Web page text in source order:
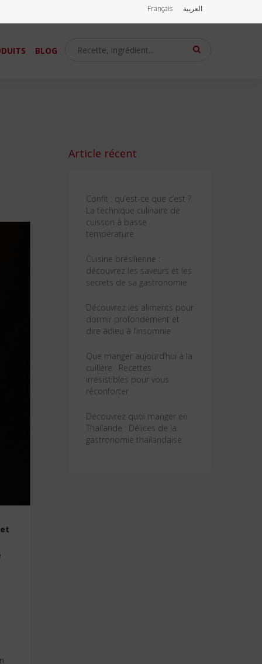
Français العربية
BLOG
Article récent
Confit : qu’est-ce que c’est ?
La technique culinaire de
cuisson à basse
température
Cuisine brésilienne :
découvrez les saveurs et les
secrets de sa gastronomie
Découvrez les aliments pour
dormir profondément et
dire adieu à l’insomnie
Que manger aujourd’hui à la
cuillère : Recettes
irrésistibles pour vous
réconforter
Découvrez quoi manger en
Thaïlande : Délices de la
gastronomie thaïlandaise